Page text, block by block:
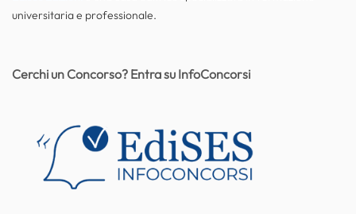
universitaria e professionale.
Cerchi un Concorso? Entra su InfoConcorsi